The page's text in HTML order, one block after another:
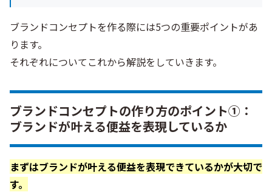
ブランドコンセプトを作る際には5つの重要ポイントがあ
ります。
それぞれについてこれから解説をしていきます。
ブランドコンセプトの作り方のポイント①：
ブランドが叶える便益を表現しているか
まずはブランドが叶える便益を表現できているかが大切で
す。